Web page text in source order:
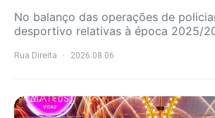
No balanço das operações de
desportivo relativas à época 2025/
Rua Direita 2026.08.06